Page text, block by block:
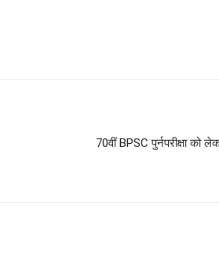
70वीं BPSC पुर्नपरीक्षा को